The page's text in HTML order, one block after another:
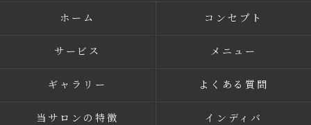
ホーム コンセプト
サービス メニュー
ギャラリー よくある質問
当サロンの特徴 インディバ